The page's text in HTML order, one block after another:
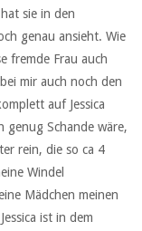
sie in den
genau ansieht. Wie
fremde Frau auch
mir auch noch den
auf Jessica
genug Schande wäre,
rein, die so ca 4
Windel
Mädchen meinen
ist in dem